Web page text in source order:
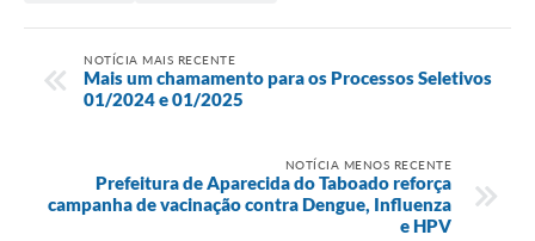
NOTÍCIA MAIS RECENTE
Mais um chamamento para os Processos Seletivos
01/2024 e 01/2025
NOTÍCIA MENOS RECENTE
Prefeitura de Aparecida do Taboado reforça
campanha de vacinação contra Dengue, Influenza
e HPV